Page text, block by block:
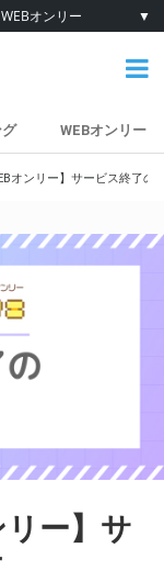
WEBオンリー ▼
WEBオンリー
オンリー】サービス終了の
リー】サ